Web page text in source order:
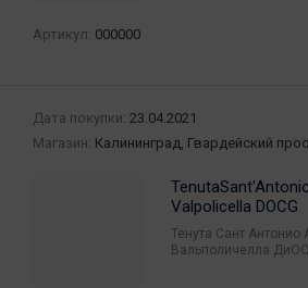
Артикул: 000000
Дата покупки: 23.04.2021
Магазин: Калининград, Гвардейский
Valpolicella DOCG
Тенута Сант
Вальполичелла